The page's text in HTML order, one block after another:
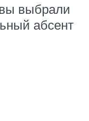
выбрали
абсент